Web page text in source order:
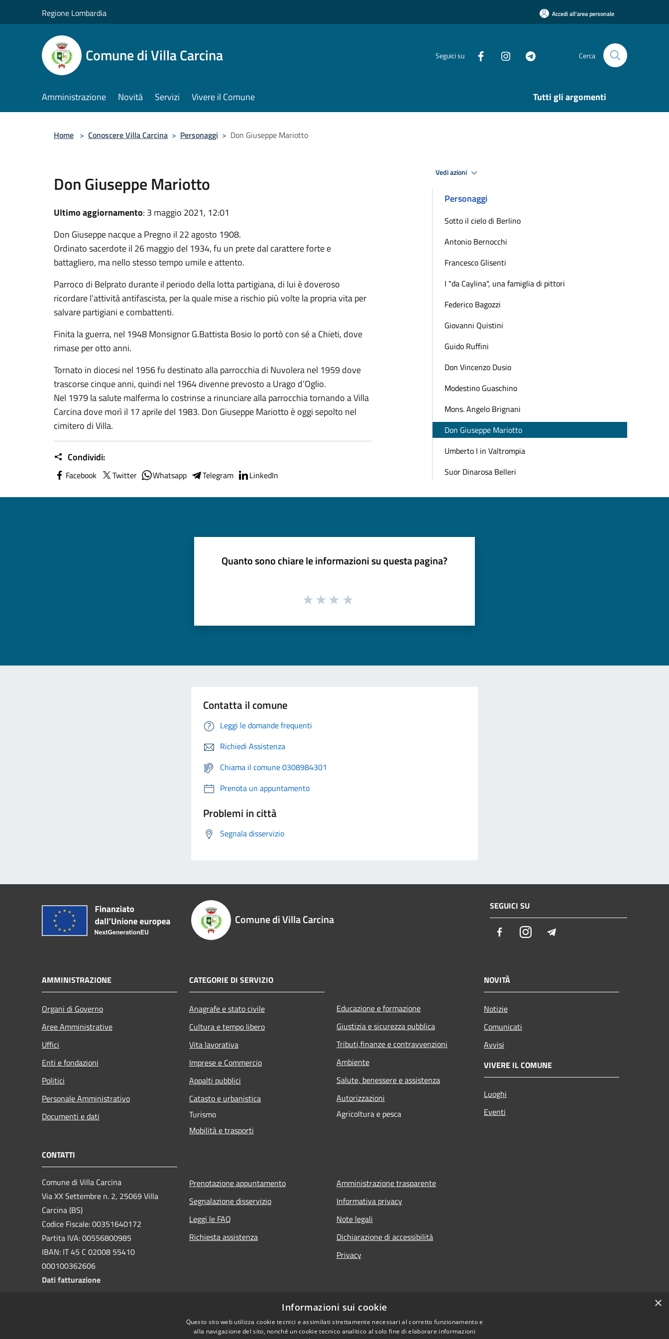
Regione Lombardia Accedi all'area personale
Comune di Villa Carcina Seguici su Cerca
Amministrazione Novità Servizi Vivere il Comune Tutti gli argomenti
Home > Conoscere Villa Carcina > Personaggi > Don Giuseppe Mariotto
Don Giuseppe Mariotto
Ultimo aggiornamento: 3 maggio 2021, 12:01
Don Giuseppe nacque a Pregno il 22 agosto 1908.
Ordinato sacerdote il 26 maggio del 1934, fu un prete dal carattere forte e
battagliero, ma nello stesso tempo umile e attento.
Parroco di Belprato durante il periodo della lotta partigiana, di lui è doveroso
ricordare l’attività antifascista, per la quale mise a rischio più volte la propria vita per
salvare partigiani e combattenti.
Finita la guerra, nel 1948 Monsignor G.Battista Bosio lo portò con sé a Chieti, dove
rimase per otto anni.
Tornato in diocesi nel 1956 fu destinato alla parrocchia di Nuvolera nel 1959 dove
trascorse cinque anni, quindi nel 1964 divenne prevosto a Urago d’Oglio.
Nel 1979 la salute malferma lo costrinse a rinunciare alla parrocchia tornando a Villa
Carcina dove morì il 17 aprile del 1983. Don Giuseppe Mariotto è oggi sepolto nel
cimitero di Villa.
Condividi:
Facebook Twitter Whatsapp Telegram LinkedIn
Vedi azioni
Personaggi
Sotto il cielo di Berlino
Antonio Bernocchi
Francesco Glisenti
I "da Caylina", una famiglia di pittori
Federico Bagozzi
Giovanni Quistini
Guido Ruffini
Don Vincenzo Dusio
Modestino Guaschino
Mons. Angelo Brignani
Don Giuseppe Mariotto
Umberto I in Valtrompia
Suor Dinarosa Belleri
Quanto sono chiare le informazioni su questa pagina?
Contatta il comune
Leggi le domande frequenti
Richiedi Assistenza
Chiama il comune 0308984301
Prenota un appuntamento
Problemi in città
Segnala disservizio
Comune di Villa Carcina
SEGUICI SU
FacebookInstagram
AMMINISTRAZIONE
Organi di Governo
Aree Amministrative
Uffici
Enti e fondazioni
Politici
Personale Amministrativo
Documenti e dati
CATEGORIE DI SERVIZIO
Anagrafe e stato civile
Cultura e tempo libero
Vita lavorativa
Imprese e Commercio
Appalti pubblici
Catasto e urbanistica
Turismo
Mobilità e trasporti
Educazione e formazione
Giustizia e sicurezza pubblica
Tributi,finanze e contravvenzioni
Ambiente
Salute, benessere e assistenza
Autorizzazioni
Agricoltura e pesca
NOVITÀ
Notizie
Comunicati
Avvisi
VIVERE IL COMUNE
Luoghi
Eventi
CONTATTI
Comune di Villa Carcina
Via XX Settembre n. 2, 25069 Villa
Carcina (BS)
Codice Fiscale: 00351640172
Partita IVA: 00556800985
IBAN: IT 45 C 02008 55410
000100362606
Dati fatturazione
Prenotazione appuntamento
Segnalazione disservizio
Leggi le FAQ
Richiesta assistenza
Amministrazione trasparente
Informativa privacy
Note legali
Dichiarazione di accessibilità
Privacy
×
Informazioni sui cookie
Questo sito web utilizza cookie tecnici e assimilati strettamente necessari al corretto funzionamento e
alla navigazione del sito, nonché un cookie tecnico analitico al solo fine di elaborare informazioni